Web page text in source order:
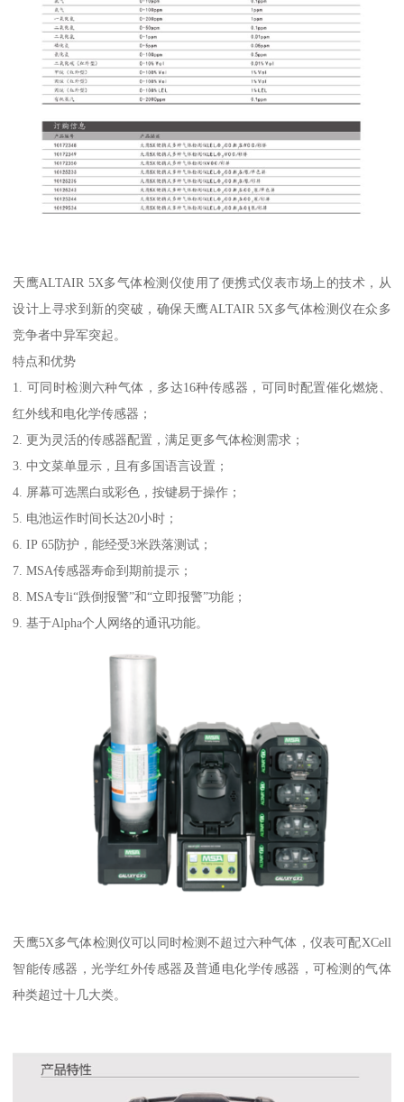
天鹰ALTAIR 5X多气体检测仪使用了便携式仪表市场上的技术，从
设计上寻求到新的突破，确保天鹰ALTAIR 5X多气体检测仪在众多
竞争者中异军突起。
特点和优势
1. 可同时检测六种气体，多达16种传感器，可同时配置催化燃烧、
红外线和电化学传感器；
2. 更为灵活的传感器配置，满足更多气体检测需求；
3. 中文菜单显示，且有多国语言设置；
4. 屏幕可选黑白或彩色，按键易于操作；
5. 电池运作时间长达20小时；
6. IP 65防护，能经受3米跌落测试；
7. MSA传感器寿命到期前提示；
8. MSA专li“跌倒报警”和“立即报警”功能；
9. 基于Alpha个人网络的通讯功能。
天鹰5X多气体检测仪可以同时检测不超过六种气体，仪表可配XCell
智能传感器，光学红外传感器及普通电化学传感器，可检测的气体
种类超过十几大类。